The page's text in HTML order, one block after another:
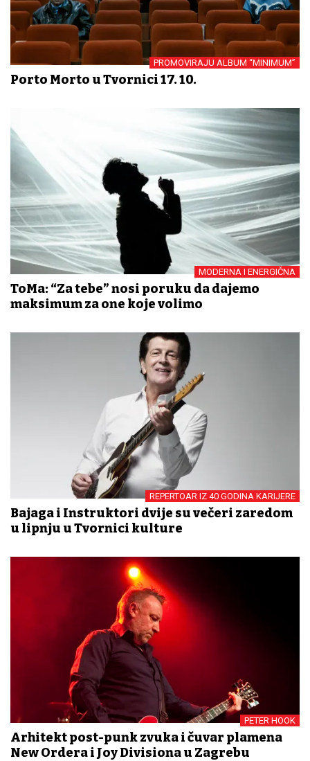
PROMOVIRAJU ALBUM “MINIMUM”
Porto Morto u Tvornici 17. 10.
MODERNA I ENERGIČNA
ToMa: “Za tebe” nosi poruku da dajemo
maksimum za one koje volimo
REPERTOAR IZ 40 GODINA KARIJERE
Bajaga i Instruktori dvije su večeri zaredom
u lipnju u Tvornici kulture
PETER HOOK
Arhitekt post-punk zvuka i čuvar plamena
New Ordera i Joy Divisiona u Zagrebu